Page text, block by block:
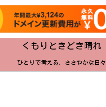
くもりときどき晴れ
ひとりで考える、ささやかな日々